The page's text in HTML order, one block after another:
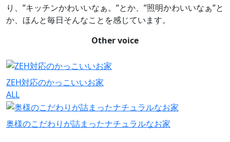
り、”キッチンかわいいなぁ。”とか、”照明かわいいなぁ”と
か、ほんと毎日そんなことを感じています。
Other voice
ZEH対応のかっこいいお家
ALL
奥様のこだわりが詰まったナチュラルなお家